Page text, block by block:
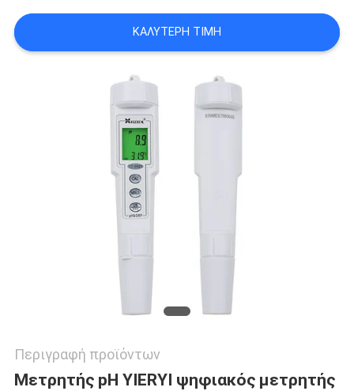
SITEMAP
ΚΑΛΎΤΕΡΗ ΤΙΜΉ
Περιγραφή προϊόντων
Μετρητής pH YIERYI ψηφιακός μετρητής